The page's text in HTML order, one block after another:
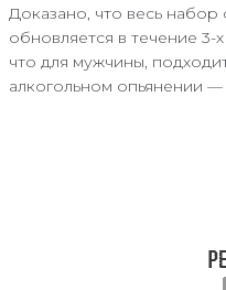
Доказано, что весь
обновляется в течение 3-
что для мужчины,
алкогольном опьянении —